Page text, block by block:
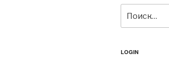
LOGIN